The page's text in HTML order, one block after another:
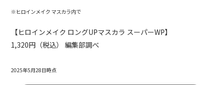
※ヒロインメイク マスカラ内で
【ヒロインメイク ロングUPマスカラ スーパーWP】
1,320円（税込） 編集部調べ
2025年5月28日時点